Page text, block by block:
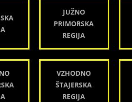
JUŽNO
PRIMORSKA
REGIJA
VZHODNO
ŠTAJERSKA
REGIJA